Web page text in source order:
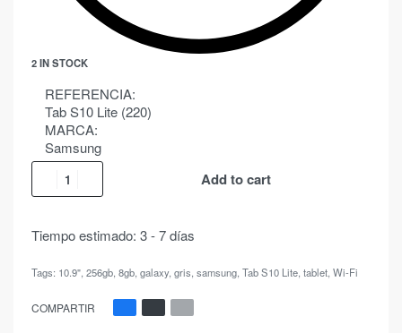
2 IN STOCK
REFERENCIA:
Tab S10 Lite (220)
MARCA:
Samsung
Add to cart
Tiempo estimado: 3 - 7 días
Tags: 10.9", 256gb, 8gb, galaxy, gris, samsung, Tab S10 Lite, tablet, Wi-Fi
COMPARTIR